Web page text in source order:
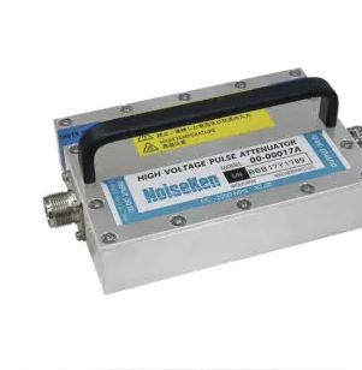
雷サージ試験器
電源電圧変動試験器・その他試験器
減衰振動波試験器
車載用EMC試験器